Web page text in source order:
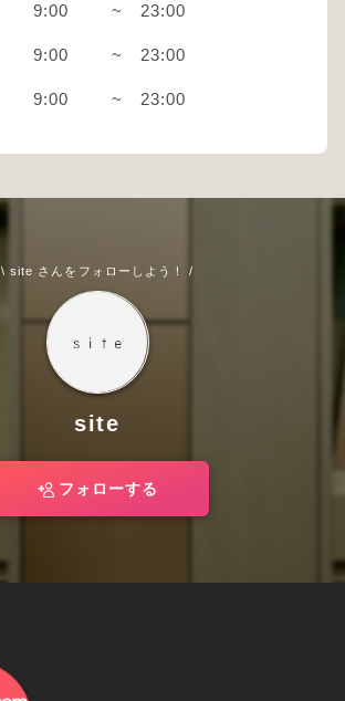
9:00 ~ 23:00
9:00 ~ 23:00
9:00 ~ 23:00
\ site さんをフォローしよう！ /
site
フォローする